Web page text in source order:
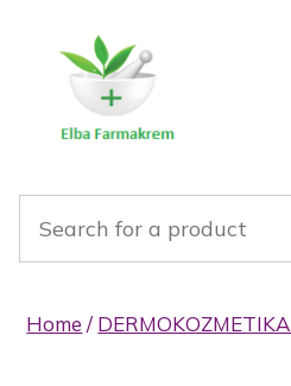
Home / DERMOKOZMETIKA